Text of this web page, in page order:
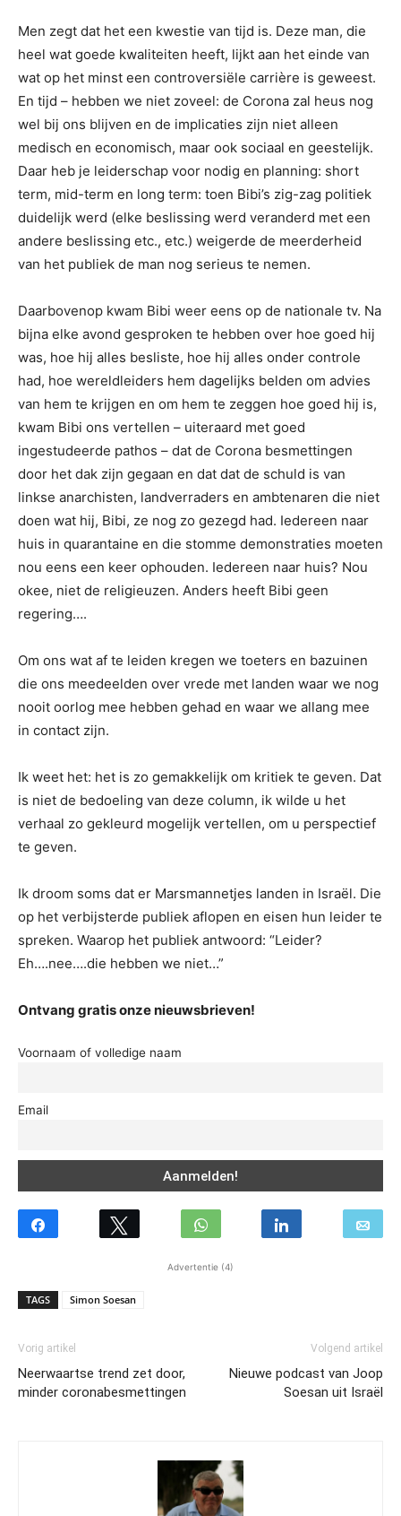
Men zegt dat het een kwestie van tijd is. Deze man, die
heel wat goede kwaliteiten heeft, lijkt aan het einde van
wat op het minst een controversiële carrière is geweest.
En tijd – hebben we niet zoveel: de Corona zal heus nog
wel bij ons blijven en de implicaties zijn niet alleen
medisch en economisch, maar ook sociaal en geestelijk.
Daar heb je leiderschap voor nodig en planning: short
term, mid-term en long term: toen Bibi’s zig-zag politiek
duidelijk werd (elke beslissing werd veranderd met een
andere beslissing etc., etc.) weigerde de meerderheid
van het publiek de man nog serieus te nemen.
Daarbovenop kwam Bibi weer eens op de nationale tv. Na
bijna elke avond gesproken te hebben over hoe goed hij
was, hoe hij alles besliste, hoe hij alles onder controle
had, hoe wereldleiders hem dagelijks belden om advies
van hem te krijgen en om hem te zeggen hoe goed hij is,
kwam Bibi ons vertellen – uiteraard met goed
ingestudeerde pathos – dat de Corona besmettingen
door het dak zijn gegaan en dat dat de schuld is van
linkse anarchisten, landverraders en ambtenaren die niet
doen wat hij, Bibi, ze nog zo gezegd had. Iedereen naar
huis in quarantaine en die stomme demonstraties moeten
nou eens een keer ophouden. Iedereen naar huis? Nou
okee, niet de religieuzen. Anders heeft Bibi geen
regering….
Om ons wat af te leiden kregen we toeters en bazuinen
die ons meedeelden over vrede met landen waar we nog
nooit oorlog mee hebben gehad en waar we allang mee
in contact zijn.
Ik weet het: het is zo gemakkelijk om kritiek te geven. Dat
is niet de bedoeling van deze column, ik wilde u het
verhaal zo gekleurd mogelijk vertellen, om u perspectief
te geven.
Ik droom soms dat er Marsmannetjes landen in Israël. Die
op het verbijsterde publiek aflopen en eisen hun leider te
spreken. Waarop het publiek antwoord: “Leider?
Eh….nee….die hebben we niet…”
Ontvang gratis onze nieuwsbrieven!
Voornaam of volledige naam
Email
Advertentie (4)
TAGS Simon Soesan
Vorig artikel
Neerwaartse trend zet door,
minder coronabesmettingen
Volgend artikel
Nieuwe podcast van Joop
Soesan uit Israël